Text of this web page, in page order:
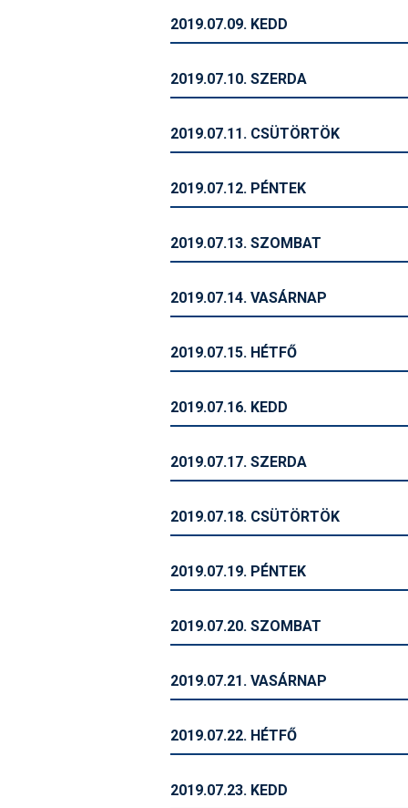
2019.07.09. KEDD
2019.07.10. SZERDA
2019.07.11. CSÜTÖRTÖK
2019.07.12. PÉNTEK
2019.07.13. SZOMBAT
2019.07.14. VASÁRNAP
2019.07.15. HÉTFŐ
2019.07.16. KEDD
2019.07.17. SZERDA
2019.07.18. CSÜTÖRTÖK
2019.07.19. PÉNTEK
2019.07.20. SZOMBAT
2019.07.21. VASÁRNAP
2019.07.22. HÉTFŐ
2019.07.23. KEDD